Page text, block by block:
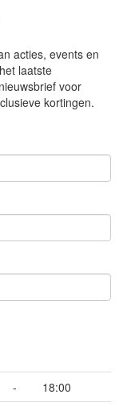
acties, events en
laatste
voor
kortingen.
-
18:00